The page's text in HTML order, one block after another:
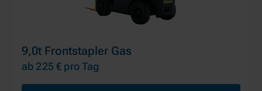
9,0t Frontstapler Gas
ab 225 € pro Tag